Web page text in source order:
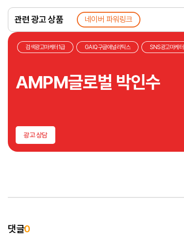
관련 광고 상품 네이버 파워링크
검색광고마케터1급 GAIQ구글애널리틱스 SNS광고마케터
AMPM글로벌 박인수
광고 상담
댓글0